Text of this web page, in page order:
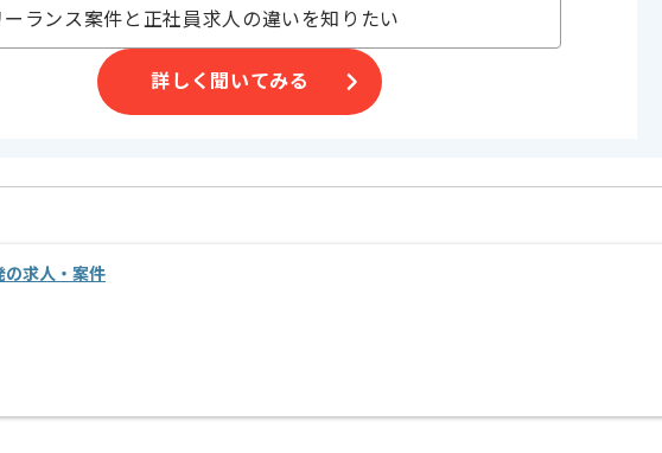
OSSなどへのコントリビュートやオーナーシップの経験
やスキルをお持ちであれば申し込み可能なケースもございます！まずはお気軽にご相談ください！
Backbone.js
ーランス案件と正社員求人の違いを知りたい
詳しく聞いてみる
の求人・案件